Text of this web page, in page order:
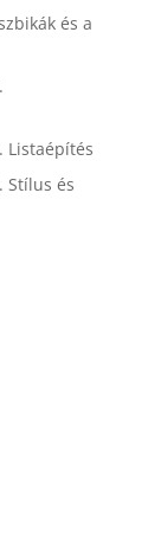
és a
Listaépítés
Stílus és